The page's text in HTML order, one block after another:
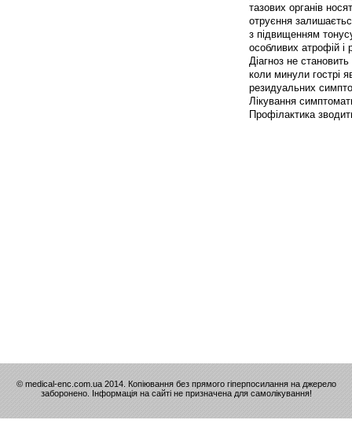
тазових органів
отруєння
з підвищенням
особливих атрофій і
Діагноз не
коли минули гострі
резидуальних
Лікування
Профілактика
© medical-enc.com.ua 2014. Копіювання без прямого гіперпосилання на джерело
заборонено. Інформація на сайті не призначена для самолікування!